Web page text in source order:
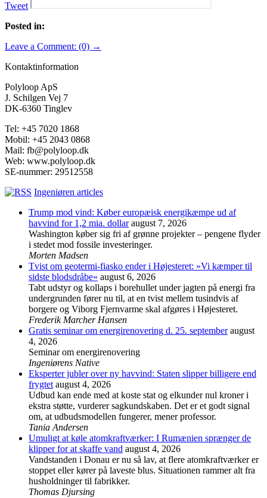
Tweet
Posted in:
Leave a Comment: (0) →
Kontaktinformation
Polyloop ApS
J. Schilgen Vej 7
DK-6360 Tinglev
Tel: +45 7020 1868
Mobil: +45 2043 0868
Mail: fb@polyloop.dk
Web: www.polyloop.dk
SE-nummer: 29512558
Ingeniøren articles
Trump mod vind: Køber europæisk energikæmpe ud af
havvind for 1,2 mia. dollar august 7, 2026
Washington køber sig fri af grønne projekter – pengene flyder
i stedet mod fossile investeringer.
Morten Madsen
Tvist om geotermi-fiasko ender i Højesteret: »Vi kæmper til
sidste blodsdråbe« august 6, 2026
Tabt udstyr og kollaps i borehullet under jagten på energi fra
undergrunden fører nu til, at en tvist mellem tusindvis af
borgere og Viborg Fjernvarme skal afgøres i Højesteret.
Frederik Marcher Hansen
Gratis seminar om energirenovering d. 25. september august
4, 2026
Seminar om energirenovering
Ingeniørens Native
Eksperter jubler over ny havvind: Staten slipper billigere end
frygtet august 4, 2026
Udbud kan ende med at koste stat og elkunder nul kroner i
ekstra støtte, vurderer sagkundskaben. Det er et godt signal
om, at udbudsmodellen fungerer, mener professor.
Tania Andersen
Umuligt at køle atomkraftværker: I Rumænien sprænger de
klipper for at skaffe vand august 4, 2026
Vandstanden i Donau er nu så lav, at flere atomkraftværker er
stoppet eller kører på laveste blus. Situationen rammer alt fra
husholdninger til fabrikker.
Thomas Djursing